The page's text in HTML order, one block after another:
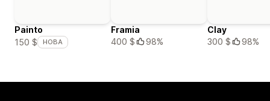
Painto
150 $
НОВА
Framia
400 $
98%
Clay
300 $
98%